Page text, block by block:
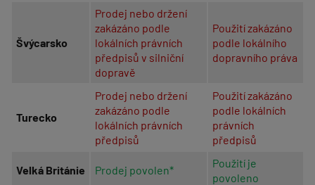
Švýcarsko
Prodej nebo držení
zakázáno podle
lokálních právních
předpisů v silniční
dopravě
Použití zakázáno
podle lokálního
dopravního práva
Turecko
Prodej nebo držení
zakázáno podle
lokálních právních
předpisů
Použití zakázáno
podle lokálních
právních
předpisů
Velká Británie Prodej povolen*
Použití je
povoleno